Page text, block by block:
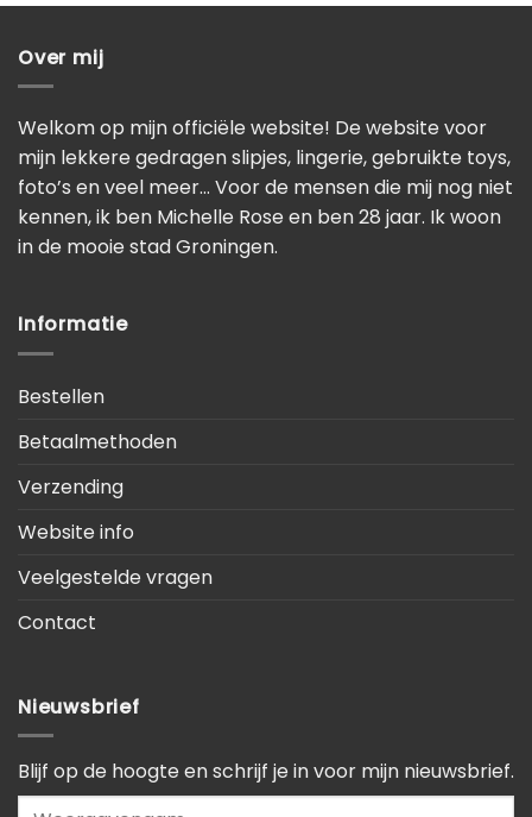
Over mij
Welkom op mijn officiële website! De website voor
mijn lekkere gedragen slipjes, lingerie, gebruikte toys,
foto’s en veel meer… Voor de mensen die mij nog niet
kennen, ik ben Michelle Rose en ben 28 jaar. Ik woon
in de mooie stad Groningen.
Informatie
Bestellen
Betaalmethoden
Verzending
Website info
Veelgestelde vragen
Contact
Nieuwsbrief
Blijf op de hoogte en schrijf je in voor mijn nieuwsbrief.